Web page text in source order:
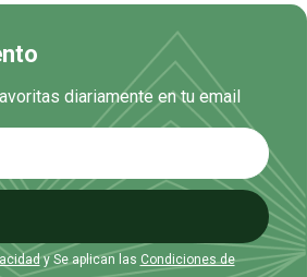
diariamente en tu email
y Se aplican las Condiciones de